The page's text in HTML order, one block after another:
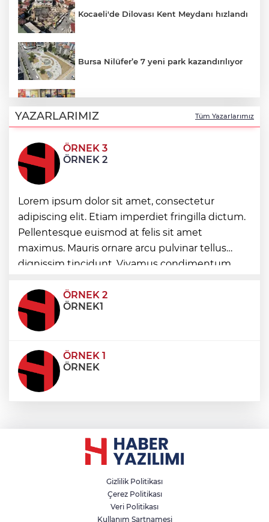
Kocaeli'de Dilovası Kent Meydanı hızlandı
Bursa Nilüfer’e 7 yeni park kazandırılıyor
gıda denetimi
Bakan Gürlek Mumcu ailesiyle görüştü
Bursa'da 'Mahalle Şenlikleri'
Osmangazilileri eğlendiriyor
Düzce Yığılca'da Belediye Başkanı
Selami Savaş'a bir kapı daha kapandı!
YAZARLARIMIZ Tüm Yazarlarımız
ÖRNEK 3
ÖRNEK 2
Lorem ipsum dolor sit amet, consectetur
adipiscing elit. Etiam imperdiet fringilla dictum.
Pellentesque euismod at felis sit amet
maximus. Mauris ornare arcu pulvinar tellus
dignissim tincidunt. Vivamus condimentum
condimentum eros et, faucibus sapien. Praese
ÖRNEK 2
ÖRNEK1
ÖRNEK 1
ÖRNEK
Gizlilik Politikası
Çerez Politikası
Veri Politikası
Kullanım Şartnamesi